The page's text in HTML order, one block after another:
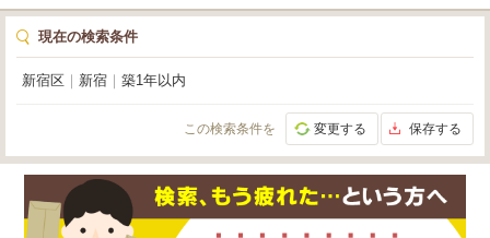
現在の検索条件
新宿区 新宿 築1年以内
この検索条件を 変更する 保存する